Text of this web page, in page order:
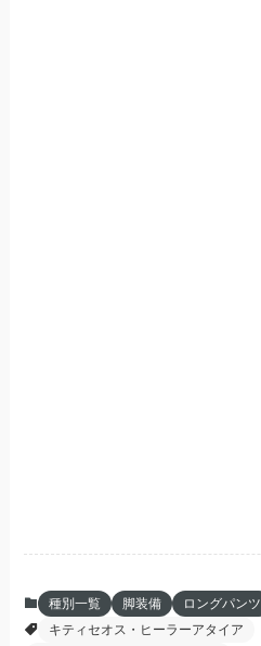
種別一覧 脚装備
ロングパンツ
キティセオス・ヒーラーアタイア